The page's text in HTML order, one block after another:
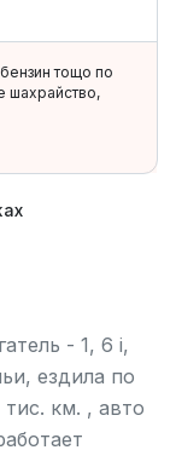
тощо по
шахрайство,
- 1, 6 і,
ездила по
км. , авто